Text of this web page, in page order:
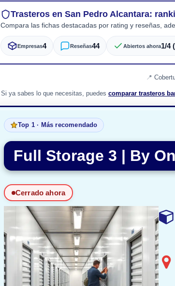
Trasteros en San Pedro Alcantara:
Compara las fichas destacadas por rating y reseñas,
Empresas4 Reseñas44 Abiertos ahora1/4
Si ya sabes lo que necesitas, puedes comparar trasteros
Top 1 · Más recomendado
Full Storage 3 | By
Cerrado ahora